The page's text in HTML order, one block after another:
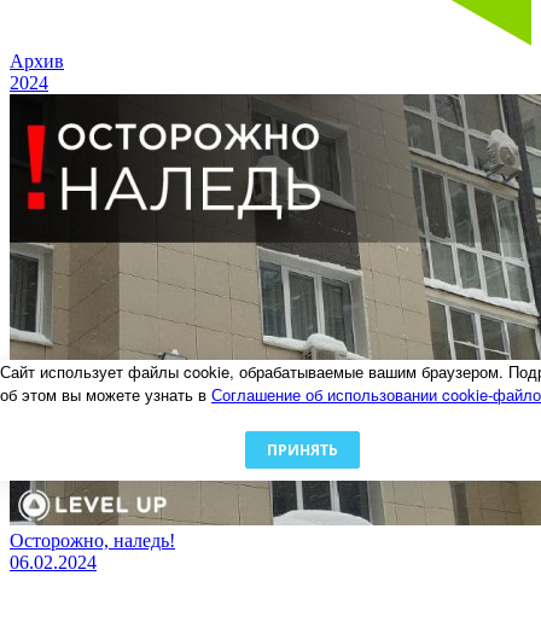
Архив
2024
Осторожно, наледь!
06.02.2024
Сайт использует файлы cookie, обрабатываемые вашим браузером.
об этом вы можете узнать в Соглашение об использовании cookie-
ПРИНЯТЬ